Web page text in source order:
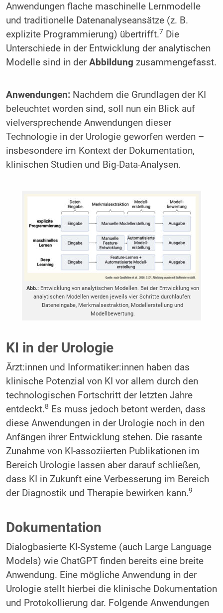
Anwendungen flache maschinelle Lernmodelle
und traditionelle Datenanalyseansätze (z. B.
explizite Programmierung) übertrifft.7 Die
Unterschiede in der Entwicklung der analytischen
Modelle sind in derAbbildung zusammengefasst.
Anwendungen: Nachdem die Grundlagen der KI
beleuchtet worden sind, soll nun ein Blick auf
vielversprechende Anwendungen dieser
Technologie in der Urologie geworfen werden –
insbesondere im Kontext der Dokumentation,
klinischen Studien und Big-Data-Analysen.
Abb.:Entwicklung von analytischen Modellen. Bei der Entwicklung von
analytischen Modellen werden jeweils vier Schritte durchlaufen:
Dateneingabe, Merkmalsextraktion, Modellerstellung und
Modellbewertung.
KI in der Urologie
Ärzt:innen und Informatiker:innen haben das
klinische Potenzial von KI vor allem durch den
technologischen Fortschritt der letzten Jahre
entdeckt.8 Es muss jedoch betont werden, dass
diese Anwendungen in der Urologie noch in den
Anfängen ihrer Entwicklung stehen. Die rasante
Zunahme von KI-assoziierten Publikationen im
Bereich Urologie lassen aber darauf schließen,
dass KI in Zukunft eine Verbesserung im Bereich
der Diagnostik und Therapie bewirken kann.9
Dokumentation
Dialogbasierte KI-Systeme (auch Large Language
Models) wie ChatGPT finden bereits eine breite
Anwendung. Eine mögliche Anwendung in der
Urologie stellt hierbei die klinische Dokumentation
und Protokollierung dar. Folgende Anwendungen